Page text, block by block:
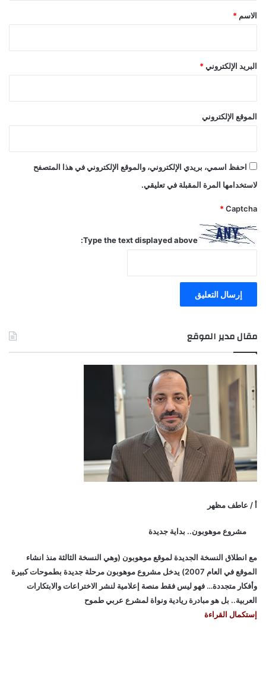
*
الاسم *
البريد الإلكتروني *
الموقع الإلكتروني
احفظ اسمي، بريدي الإلكتروني، والموقع الإلكتروني في هذا المتصفح
لاستخدامها المرة المقبلة في تعليقي.
Captcha
*
Type the text displayed above:
مقال مدير الموقع
أ / عاطف مظهر
مشروع موهوبون.. بداية جديدة
مع انطلاق النسخة الجديدة لموقع موهوبون (وهي النسخة الثالثة منذ انشاء
الموقع في العام 2007) يدخل مشروع موهوبون مرحلة جديدة بطموحات كبيرة
وأفكار متجددة… فهو ليس فقط منصة إعلامية لنشر الاختراعات والابتكارات
العربية.. بل هو مبادرة ريادية ونواة لمشرع عربي طموح
إستكمال القراءة